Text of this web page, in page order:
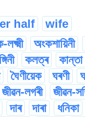
half wife
অংকশায়িনী
কলত্ৰ কান্তা
ঘৈণীয়েক ঘৰণী
জীৱন-লগৰী জীৱন-
দাৰ দাৰা ধনিকা